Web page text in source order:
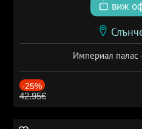
виж
Империал палас
-25%
42.95€